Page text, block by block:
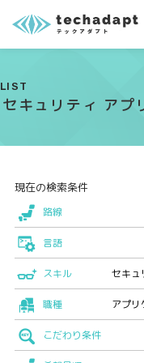
LIST
セキュリティ アプ
現在の検索条件
路線
言語
スキル セキュ
職種 アプリ
こだわり条件